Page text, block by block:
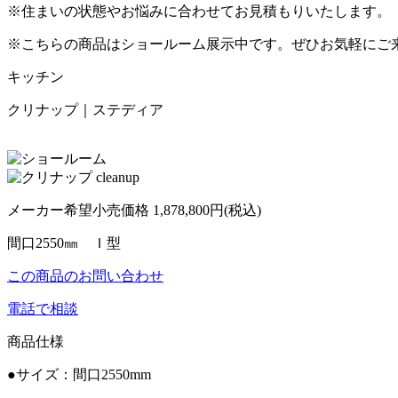
※住まいの状態やお悩みに合わせてお見積もりいたします。
※こちらの商品はショールーム展示中です。ぜひお気軽にご
キッチン
クリナップ｜ステディア
メーカー希望小売価格 1,878,800円(税込)
間口2550㎜ Ｉ型
この商品のお問い合わせ
電話で相談
商品仕様
●サイズ：間口2550mm